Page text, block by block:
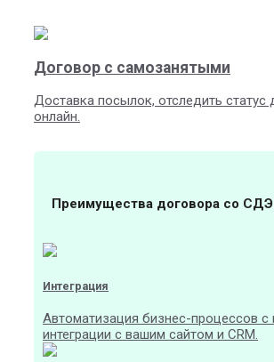
Договор с самозанятыми
Доставка посылок, отследить статус
онлайн.
Преимущества договора со
Интеграция
Автоматизация бизнес-процессов
интеграции с вашим сайтом и CRM.